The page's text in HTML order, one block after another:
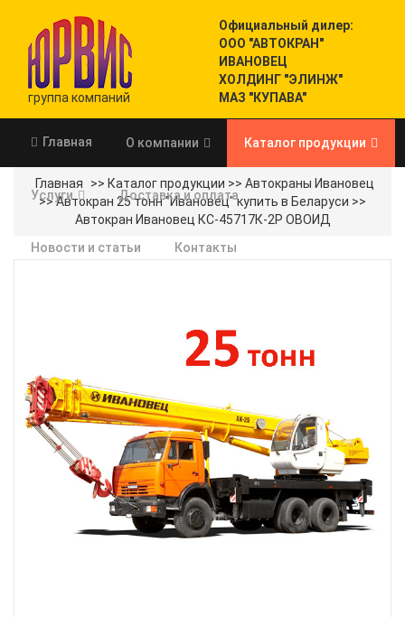
группа компаний
Официальный дилер:
ООО "АВТОКРАН"
ИВАНОВЕЦ
ХОЛДИНГ "ЭЛИНЖ"
МАЗ "КУПАВА"
Главная О компании Каталог продукции
Услуги Доставка и оплата
Новости и статьи Контакты
Главная >> Каталог продукции >> Автокраны Ивановец
>>Автокран 25 тонн "Ивановец" купить в Беларуси >>
Автокран Ивановец КС-45717К-2Р ОВОИД